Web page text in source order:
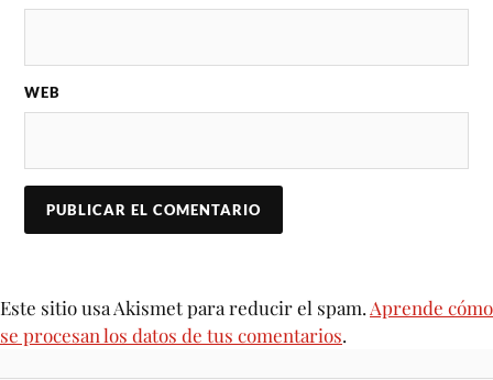
WEB
Este sitio usa Akismet para reducir el spam. Aprende cómo
se procesan los datos de tus comentarios.